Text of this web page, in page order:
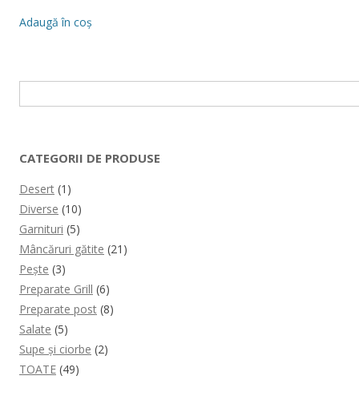
Adaugă în coș
după:
CATEGORII DE PRODUSE
Desert (1)
Diverse (10)
Garnituri (5)
Mâncăruri gătite (21)
Pește (3)
Preparate Grill (6)
Preparate post (8)
Salate (5)
Supe și ciorbe (2)
TOATE (49)